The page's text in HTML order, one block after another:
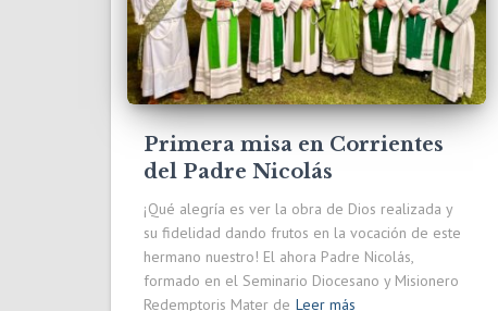
Primera misa en Corrientes
del Padre Nicolás
¡Qué alegría es ver la obra de Dios realizada y
su fidelidad dando frutos en la vocación de este
hermano nuestro! El ahora Padre Nicolás,
formado en el Seminario Diocesano y Misionero
Redemptoris Mater de Leer más